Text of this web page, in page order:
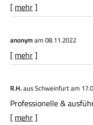
[ mehr]
anonymam 08.11.2022
[ mehr]
R.H.aus Schweinfurtam
Professionelle &
[ mehr]